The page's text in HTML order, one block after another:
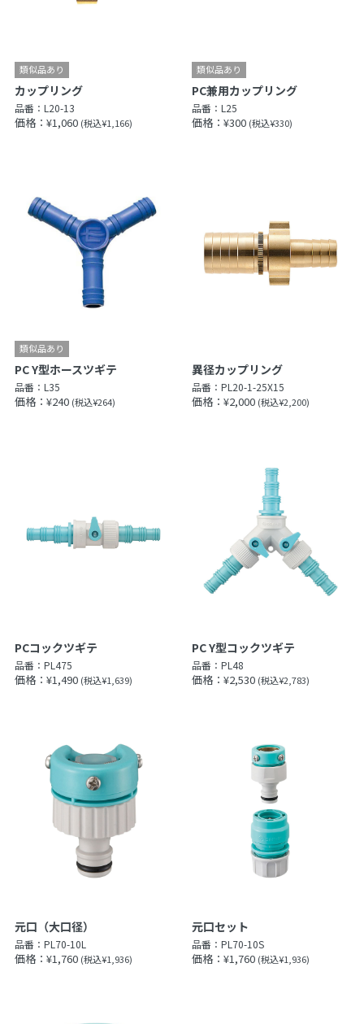
カップリング
品番： L20-13
価格：¥1,060 (税込¥1,166)
PC兼用カップリング
品番：L25
価格：¥300 (税込¥330)
PC Y型ホースツギテ
品番： L35
価格：¥240 (税込¥264)
異径カップリング
品番：PL20-1-25X15
価格：¥2,000 (税込¥2,200)
PCコックツギテ
品番： PL475
価格：¥1,490 (税込¥1,639)
PC Y型コックツギテ
品番：PL48
価格：¥2,530 (税込¥2,783)
元口（大口径）
品番： PL70-10L
価格：¥1,760 (税込¥1,936)
元口セット
品番：PL70-10S
価格：¥1,760 (税込¥1,936)